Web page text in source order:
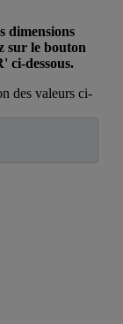
dimensions
sur le bouton
dessous.
des valeurs ci-